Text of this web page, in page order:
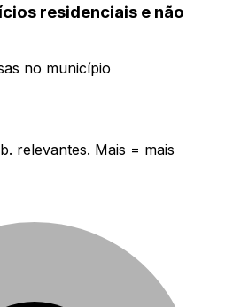
residenciais e não
no município
relevantes. Mais = mais